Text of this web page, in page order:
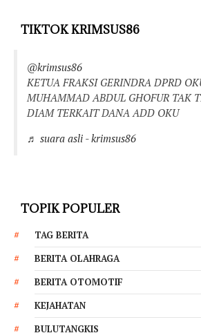
TIKTOK KRIMSUS86
@krimsus86
KETUA FRAKSI GERINDRA DPRD
MUHAMMAD ABDUL GHOFUR TAK
DIAM TERKAIT DANA ADD OKU
♬ suara asli - krimsus86
TOPIK POPULER
TAG BERITA
BERITA OLAHRAGA
BERITA OTOMOTIF
KEJAHATAN
BULUTANGKIS